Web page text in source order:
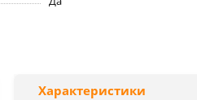
Характеристики